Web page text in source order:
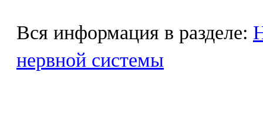
Вся информация в разделе:
нервной системы